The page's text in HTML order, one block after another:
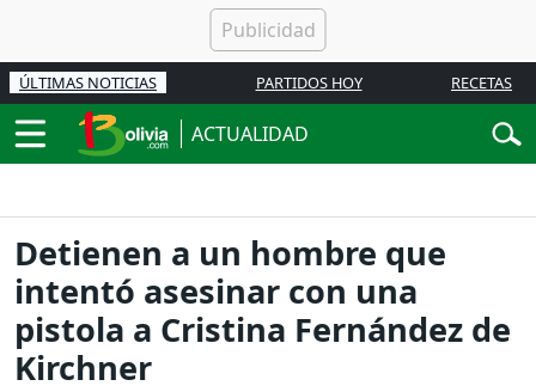
ÚLTIMAS NOTICIAS PARTIDOS HOY RECETAS
ACTUALIDAD
Detienen a un hombre que
intentó asesinar con una
pistola a Cristina Fernández de
Kirchner